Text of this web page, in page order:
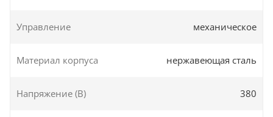
Управление механическое
Материал корпуса нержавеющая сталь
Напряжение (В) 380